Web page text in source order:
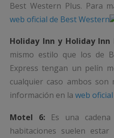
Best Western Plus. Para
web oficial de Best Western
Holiday Inn y Holiday Inn
mismo estilo que los de
Express tengan un pelín
cualquier caso ambos son
información en la web
Motel 6:Es una cadena
habitaciones suelen